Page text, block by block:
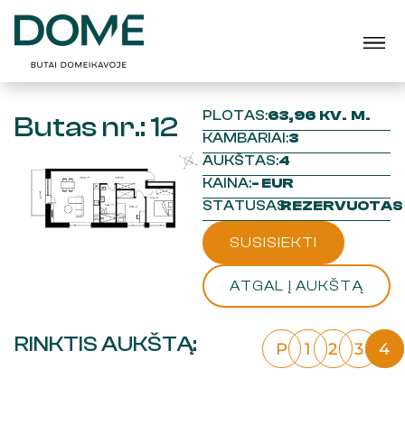
Butas nr.: 12 PLOTAS:63,96 KV. M.
KAMBARIAI:3
AUKŠTAS:4
KAINA:- EUR
STATUSAS:REZERVUOTAS
SUSISIEKTI
ATGAL Į AUKŠTĄ
RINKTIS AUKŠTĄ: P 1 2 3 4